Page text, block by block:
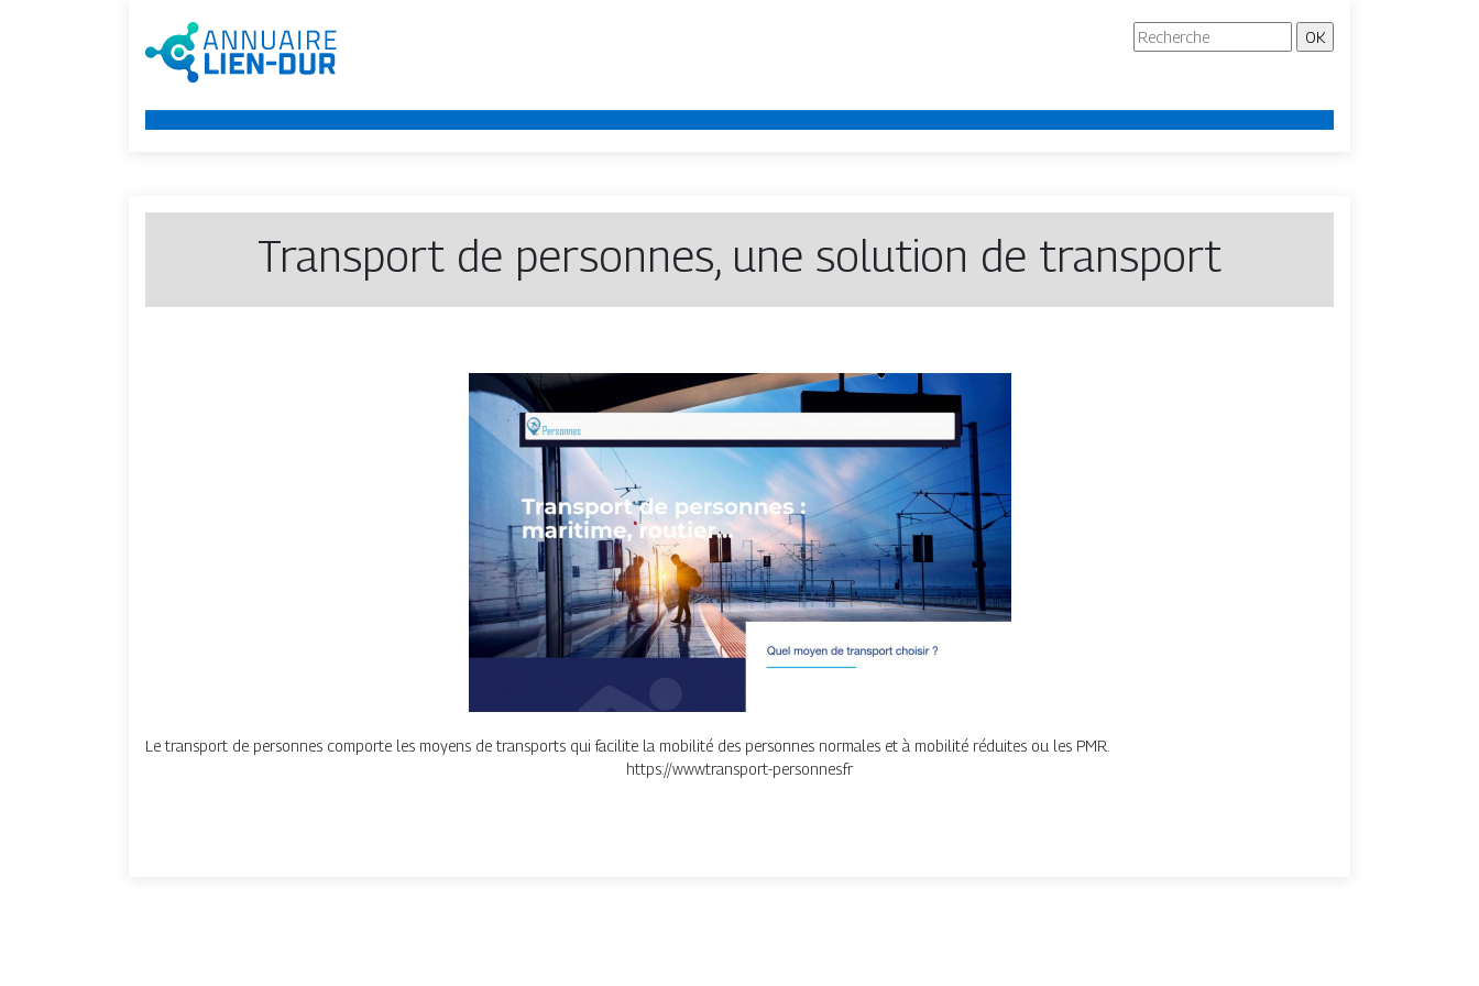
Transport de personnes, une solution de transport
Le transport de personnes comporte les moyens de transports qui facilite la mobilité des personnes normales et à mobilité réduites ou les PMR.
https://www.transport-personnes.fr